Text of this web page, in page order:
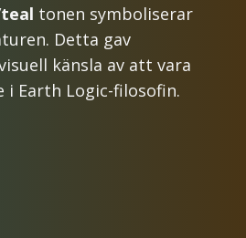
tonen symboliserar
Detta gav
känsla av att vara
Earth Logic-filosofin.